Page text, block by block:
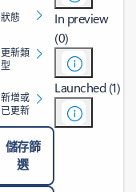
狀態
更新類
型
新增或
已更新
儲存篩
選
In preview
(0)
Launched (1)